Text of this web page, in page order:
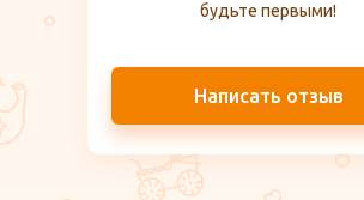
будьте первыми!
Написать отзыв